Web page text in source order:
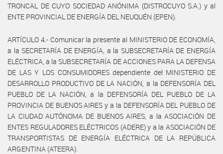
TRONCAL DE CUYO SOCIEDAD ANÓNIMA (DISTROCUYO S.A.) y al
ENTE PROVINCIAL DE ENERGÍA DEL NEUQUÉN (EPEN).
ARTÍCULO 4.- Comunicar la presente al MINISTERIO DE ECONOMÍA,
a la SECRETARÍA DE ENERGÍA, a la SUBSECRETARÍA DE ENERGÍA
ELÉCTRICA, a la SUBSECRETARÍA DE ACCIONES PARA LA DEFENSA
DE LAS Y LOS CONSUMIDORES dependiente del MINISTERIO DE
DESARROLLO PRODUCTIVO DE LA NACIÓN, a la DEFENSORÍA DEL
PUEBLO DE LA NACIÓN, a la DEFENSORÍA DEL PUEBLO DE LA
PROVINCIA DE BUENOS AIRES y a la DEFENSORÍA DEL PUEBLO DE
LA CIUDAD AUTÓNOMA DE BUENOS AIRES, a la ASOCIACIÓN DE
ENTES REGULADORES ELÉCTRICOS (ADERE) y a la ASOCIACIÓN DE
TRANSPORTISTAS DE ENERGÍA ELÉCTRICA DE LA REPÚBLICA
ARGENTINA (ATEERA).